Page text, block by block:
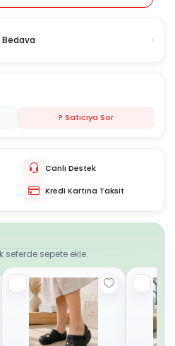
Bedava ›
? Satıcıya Sor
Canlı Destek
Kredi Kartına Taksit
seferde sepete ekle.